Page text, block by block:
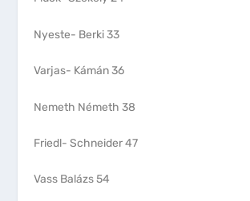
Nyeste- Berki 33
Varjas- Kámán 36
Nemeth Németh 38
Friedl- Schneider 47
Vass Balázs 54